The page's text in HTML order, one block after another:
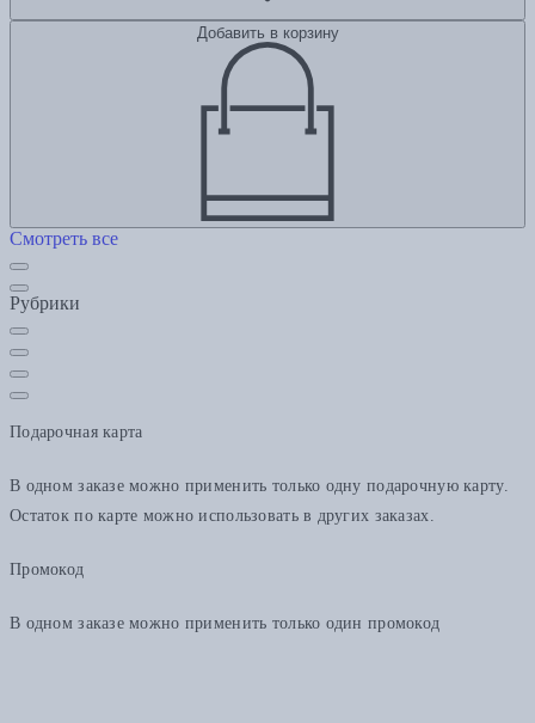
Добавить в корзину
Смотреть все
Рубрики
Подарочная карта
В одном заказе можно применить только одну подарочную карту.
Остаток по карте можно использовать в других заказах.
Промокод
В одном заказе можно применить только один промокод